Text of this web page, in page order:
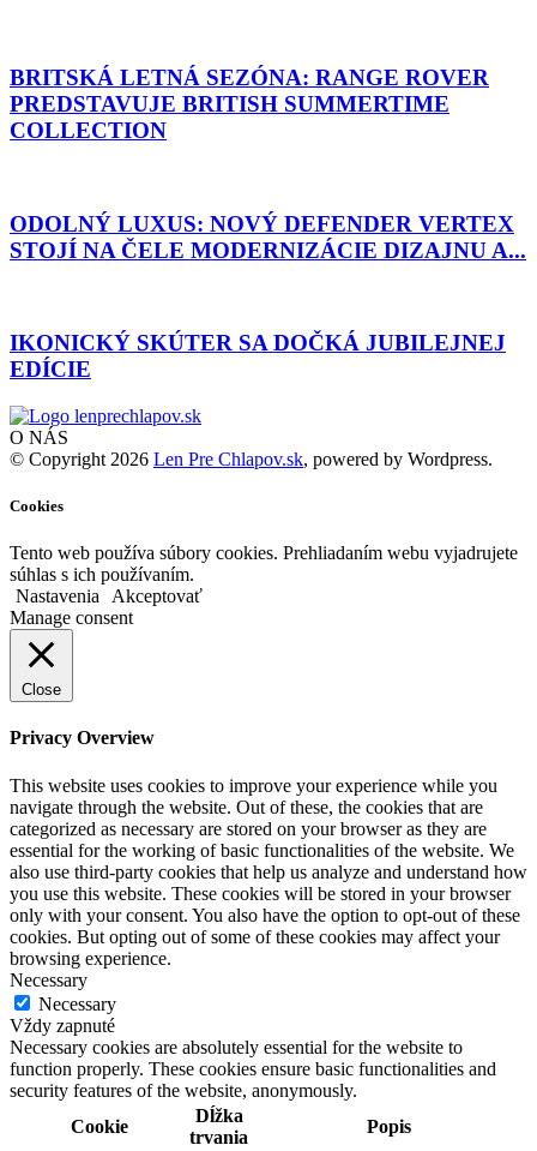
BRITSKÁ LETNÁ SEZÓNA: RANGE ROVER
PREDSTAVUJE BRITISH SUMMERTIME
COLLECTION
ODOLNÝ LUXUS: NOVÝ DEFENDER VERTEX
STOJÍ NA ČELE MODERNIZÁCIE DIZAJNU A...
IKONICKÝ SKÚTER SA DOČKÁ JUBILEJNEJ
EDÍCIE
O NÁS
© Copyright 2026 Len Pre Chlapov.sk, powered by Wordpress.
Cookies
Tento web používa súbory cookies. Prehliadaním webu vyjadrujete
súhlas s ich používaním.
Nastavenia
Akceptovať
Manage consent
Close
Privacy Overview
This website uses cookies to improve your experience while you
navigate through the website. Out of these, the cookies that are
categorized as necessary are stored on your browser as they are
essential for the working of basic functionalities of the website. We
also use third-party cookies that help us analyze and understand how
you use this website. These cookies will be stored in your browser
only with your consent. You also have the option to opt-out of these
cookies. But opting out of some of these cookies may affect your
browsing experience.
Necessary
Necessary
Vždy zapnuté
Necessary cookies are absolutely essential for the website to
function properly. These cookies ensure basic functionalities and
security features of the website, anonymously.
Cookie
Dĺžka
trvania
Popis